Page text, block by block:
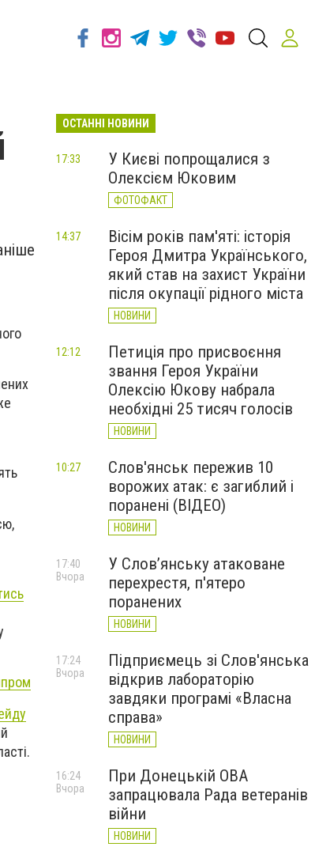
ОСТАННІ НОВИНИ
У Києві попрощалися з
Олексієм Юковим
ФОТОФАКТ
17:33
Вісім років пам'яті: історія
Героя Дмитра Українського,
який став на захист України
після окупації рідного міста
НОВИНИ
14:37
Петиція про присвоєння
звання Героя України
Олексію Юкову набрала
необхідні 25 тисяч голосів
НОВИНИ
12:12
Слов'янськ пережив 10
ворожих атак: є загиблий і
поранені (ВІДЕО)
НОВИНИ
10:27
У Слов’янську атаковане
перехрестя, п'ятеро
поранених
НОВИНИ
17:40
Вчора
Підприємець зі Слов'янська
відкрив лабораторію
завдяки програмі «Власна
справа»
НОВИНИ
17:24
Вчора
При Донецькій ОВА
запрацювала Рада ветеранів
війни
НОВИНИ
16:24
Вчора